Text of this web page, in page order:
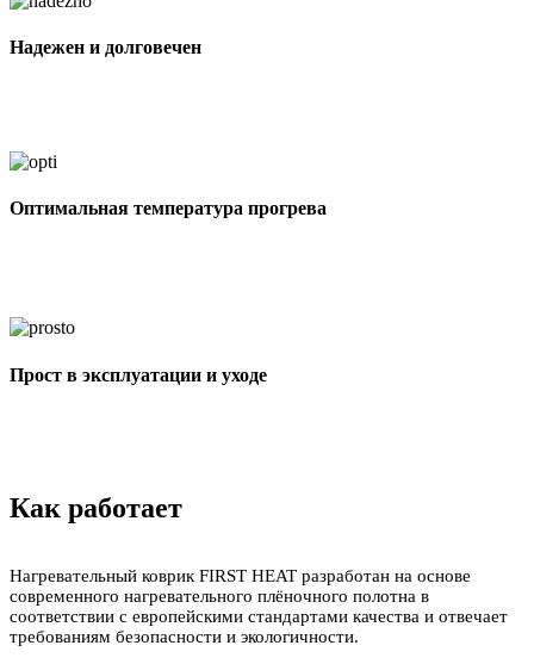
Надежен и долговечен
Оптимальная температура прогрева
Прост в эксплуатации и уходе
Как работает
Нагревательный коврик FIRST HEAT разработан на основе
современного нагревательного плёночного полотна в
соответствии с европейскими стандартами качества и отвечает
требованиям безопасности и экологичности.